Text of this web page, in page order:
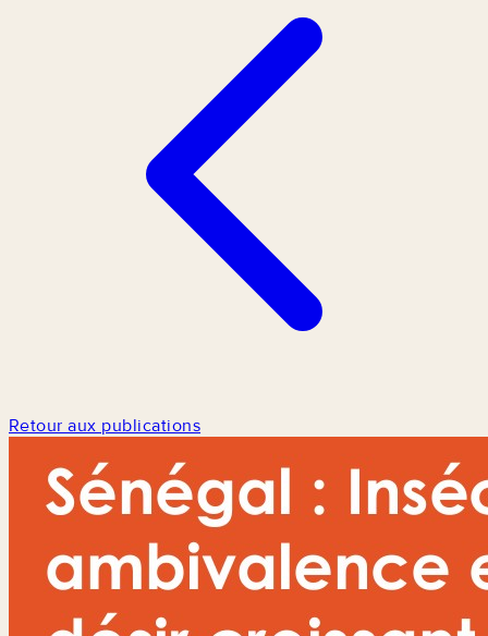
Retour aux publications